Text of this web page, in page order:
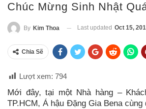
Chúc Mừng Sinh Nhật
By Kim Thoa Last updated Oct 15,
Chia Sẽ
Lượt xem: 794
Mới đây, tại một Nhà hàng –
TP.HCM, Á hậu Đặng Gia Bena cùng